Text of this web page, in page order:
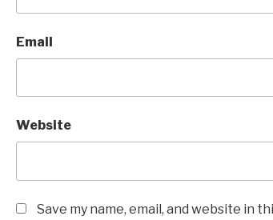
Email
Website
Save my name, email, and website in